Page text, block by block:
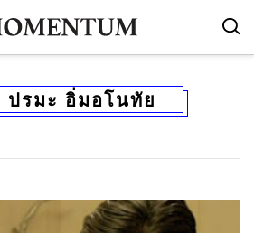
ปรมะ อิ่มอโนทัย